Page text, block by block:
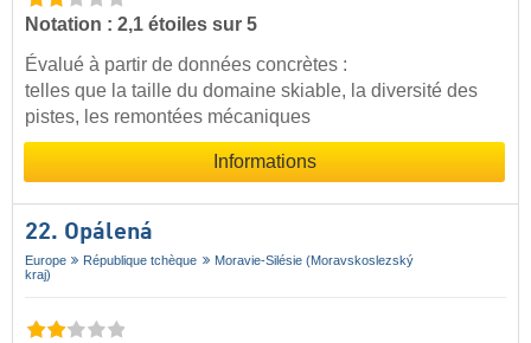
Notation : 2,1 étoiles sur 5
Évalué à partir de données concrètes :
telles que la taille du domaine skiable, la diversité des
pistes, les remontées mécaniques
Informations
22. Opálená
Europe République tchèque
Moravie-Silésie (Moravskoslezský
kraj)